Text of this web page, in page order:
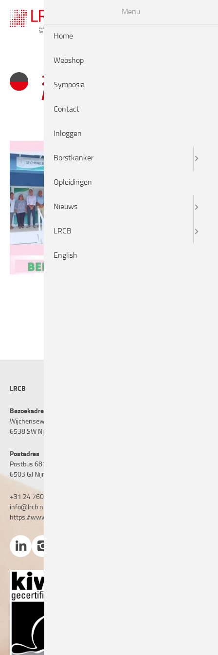
2021 Visitatie Collage
Aruba
LRCB
Bezoekadres
Wijchenseweg 101
6538 SW Nijmegen
Postadres
Postbus 6873
6503 GJ Nijmegen
+31 24 760 06 50
info@lrcb.nl
https://www.lrcb.nl
Menu
Home
Webshop
Symposia
Contact
Inloggen
Borstkanker
Opleidingen
Nieuws
LRCB
English